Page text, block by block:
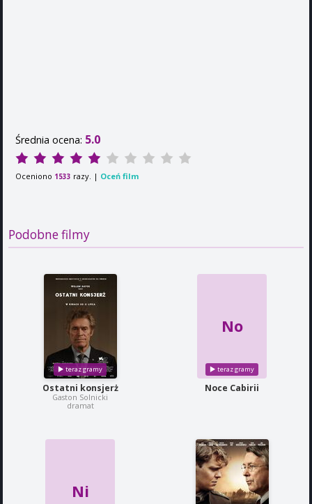
Średnia ocena: 5.0
Oceniono 1533 razy. | Oceń film
Podobne filmy
Ostatni konsjerż
Gaston Solnicki
dramat
No
Noce Cabirii
Ni